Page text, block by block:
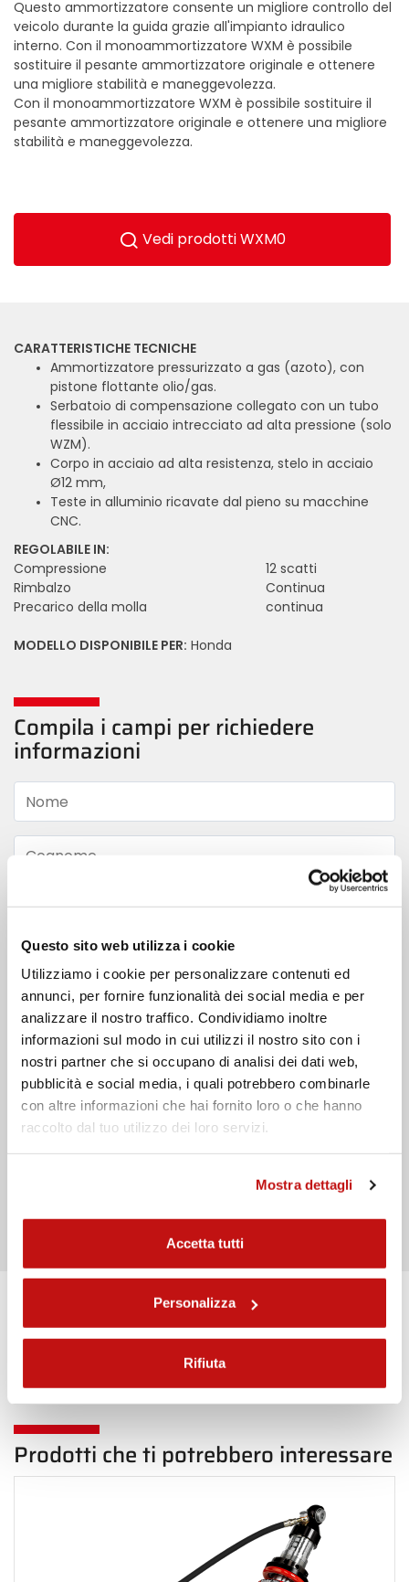
Questo sito web utilizza i cookie
Utilizziamo i cookie per personalizzare contenuti ed
annunci, per fornire funzionalità dei social media e per
analizzare il nostro traffico. Condividiamo inoltre
informazioni sul modo in cui utilizzi il nostro sito con i
nostri partner che si occupano di analisi dei dati web,
pubblicità e social media, i quali potrebbero combinarle
con altre informazioni che hai fornito loro o che hanno
raccolto dal tuo utilizzo dei loro servizi.
Mostra dettagli
Accetta tutti
Personalizza
Rifiuta
Questo ammortizzatore consente un migliore controllo del
veicolo durante la guida grazie all'impianto idraulico
interno. Con il monoammortizzatore WXM è possibile
sostituire il pesante ammortizzatore originale e ottenere
una migliore stabilità e maneggevolezza.
Con il monoammortizzatore WXM è possibile sostituire il
pesante ammortizzatore originale e ottenere una migliore
stabilità e maneggevolezza.
Vedi prodotti WXM0
CARATTERISTICHE TECNICHE
Ammortizzatore pressurizzato a gas (azoto), con
pistone flottante olio/gas.
Serbatoio di compensazione collegato con un tubo
flessibile in acciaio intrecciato ad alta pressione (solo
WZM).
Corpo in acciaio ad alta resistenza, stelo in acciaio
Ø12 mm,
Teste in alluminio ricavate dal pieno su macchine
CNC.
REGOLABILE IN:
Compressione
12 scatti
Rimbalzo
Continua
Precarico della molla
continua
MODELLO DISPONIBILE PER: Honda
Compila i campi per richiedere
informazioni
Nome
Cognome
Email
Messaggio
Ho preso visione dell'informativa privacy
Torna indietro in Posteriore
Prodotti che ti potrebbero interessare